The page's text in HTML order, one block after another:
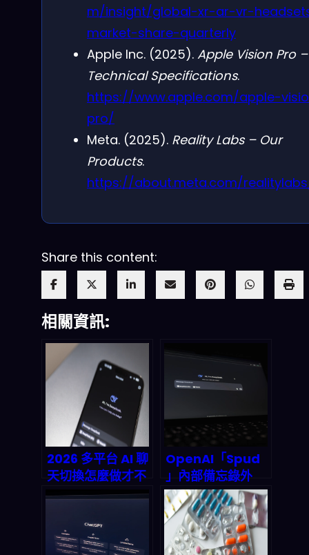
m/insight/global-xr-ar-vr-
market-share-quarterly
Apple Inc. (2025). Apple Vision Pro –
Technical Specifications.
https://www.apple.com/apple-
pro/
Meta. (2025). Reality Labs – Our
Products.
https://about.meta.com/
Share this content:
相關資訊:
2026 多平台 AI 聊
天切換怎麼做才不
翻車？語義精確
Agentic
Workflow 的關鍵
OpenAI「Spud
」內部備忘錄外
洩：新模型到底強
到什麼程度？
2026 起影響所有
產品線的關鍵拆解